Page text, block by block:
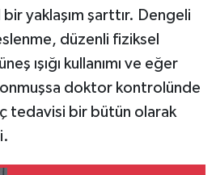
bir yaklaşım şarttır. Dengeli
düzenli fiziksel
ışığı kullanımı ve eğer
doktor kontrolünde
tedavisi bir bütün olarak